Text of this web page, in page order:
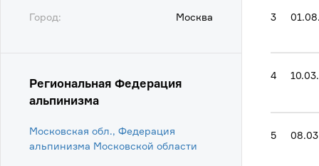
Город: Москва
Региональная Федерация
альпинизма
Московская обл., Федерация
альпинизма Московской области
3
4
5